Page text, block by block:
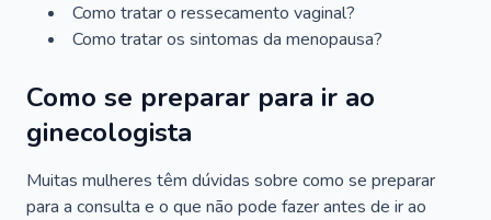
Como tratar o ressecamento vaginal?
Como tratar os sintomas da menopausa?
Como se preparar para ir ao
ginecologista
Muitas mulheres têm dúvidas sobre como se preparar
para a consulta e o que não pode fazer antes de ir ao